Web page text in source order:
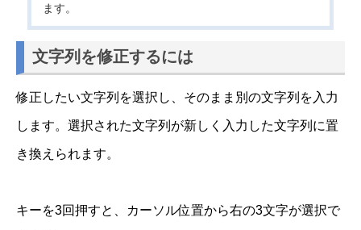
ます。
文字列を修正するには
修正したい文字列を選択し、そのまま別の文字列を入力
します。選択された文字列が新しく入力した文字列に置
き換えられます。
キーを3回押すと、カーソル位置から右の3文字が選択で